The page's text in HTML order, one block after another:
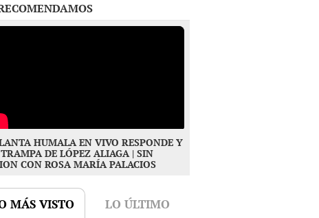
HUMALA EN VIVO RESPONDE Y
DE LÓPEZ ALIAGA | SIN
CON ROSA MARÍA PALACIOS
MÁS VISTO LO ÚLTIMO